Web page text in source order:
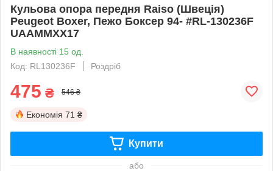
Кульова опора передня Raiso (Швеція)
Peugeot Boxer, Пежо Боксер 94- #RL-130236F
UAAMMXX17
В наявності 15 од.
Код: RL130236F
Роздріб
475 ₴ 546 ₴
Економія 71 ₴
Купити
або